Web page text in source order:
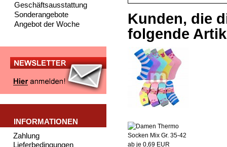
Geschäftsausstattung
Sonderangebote
Angebot der Woche
INFORMATIONEN
Zahlung
Lieferbedingungen
Kunden, die
folgende